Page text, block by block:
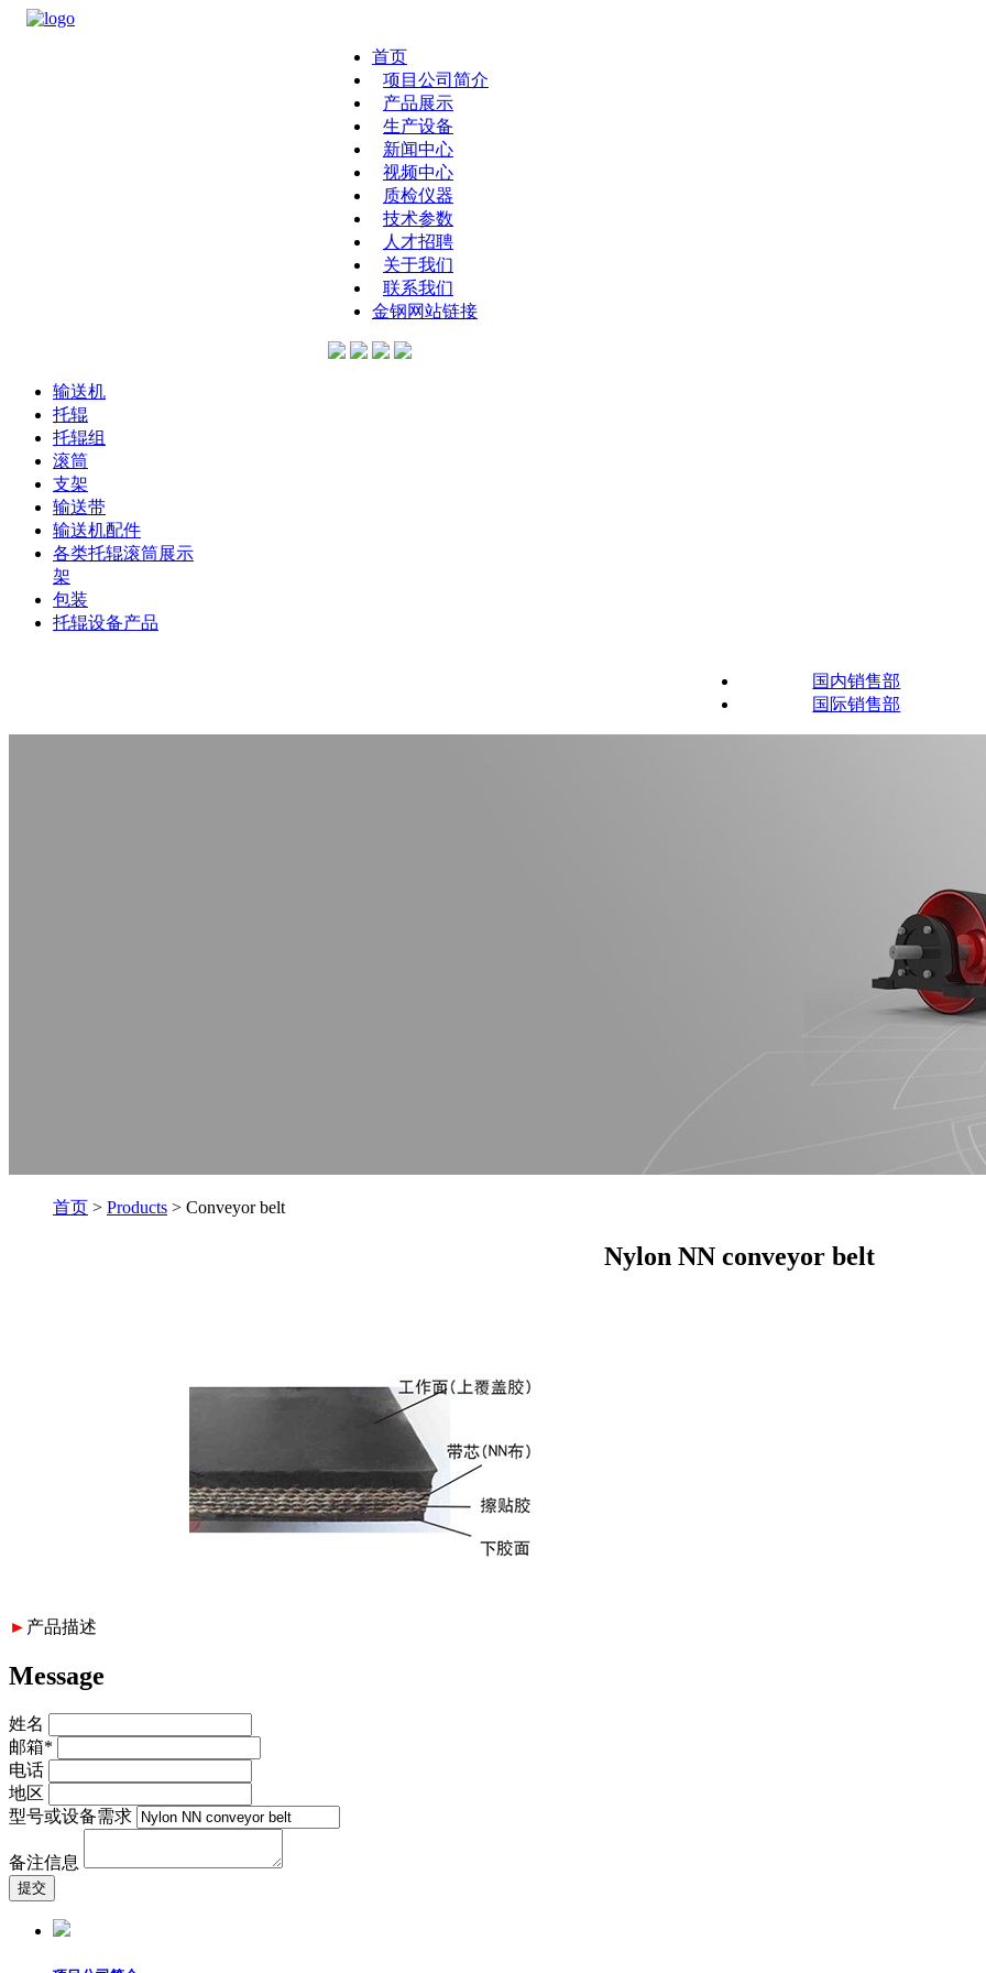
首页
项目公司简介
产品展示
生产设备
新闻中心
视频中心
质检仪器
技术参数
人才招聘
关于我们
联系我们
金钢网站链接
输送机
托辊
托辊组
滚筒
支架
输送带
输送机配件
各类托辊滚筒展示
架
包装
托辊设备产品
国内销售部
国际销售部
首页 > Products > Conveyor belt
Nylon NN conveyor belt
► 产品描述
Message
姓名
邮箱*
电话
地区
型号或设备需求
备注信息